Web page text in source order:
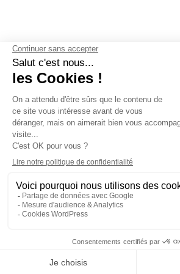
Contactez-nous-Mentions légales-
confidentialité-Gestion des cookies
Cedex 06